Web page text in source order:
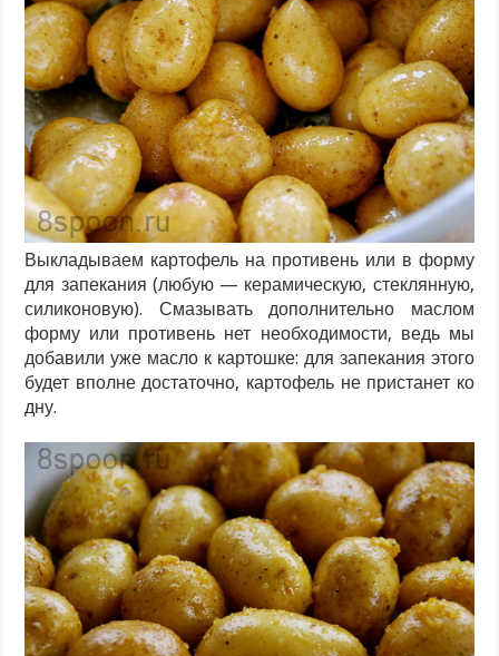
Выкладываем картофель на противень или в форму
для запекания (любую — керамическую, стеклянную,
силиконовую). Смазывать дополнительно маслом
форму или противень нет необходимости, ведь мы
добавили уже масло к картошке: для запекания этого
будет вполне достаточно, картофель не пристанет ко
дну.